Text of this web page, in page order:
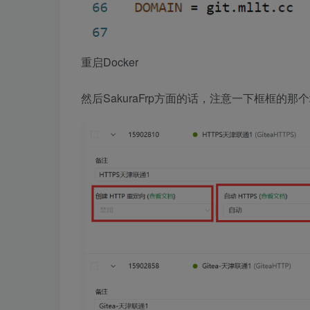
重启Docker
然后SakuraFrp方面的话，注意一下框框的那